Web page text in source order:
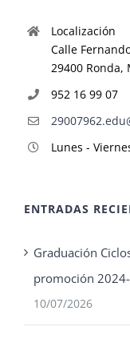
Localización
Calle
29400 Ronda,
952 16 99 07
Lunes -
ENTRADAS
Graduación
promoción
10/07/2026